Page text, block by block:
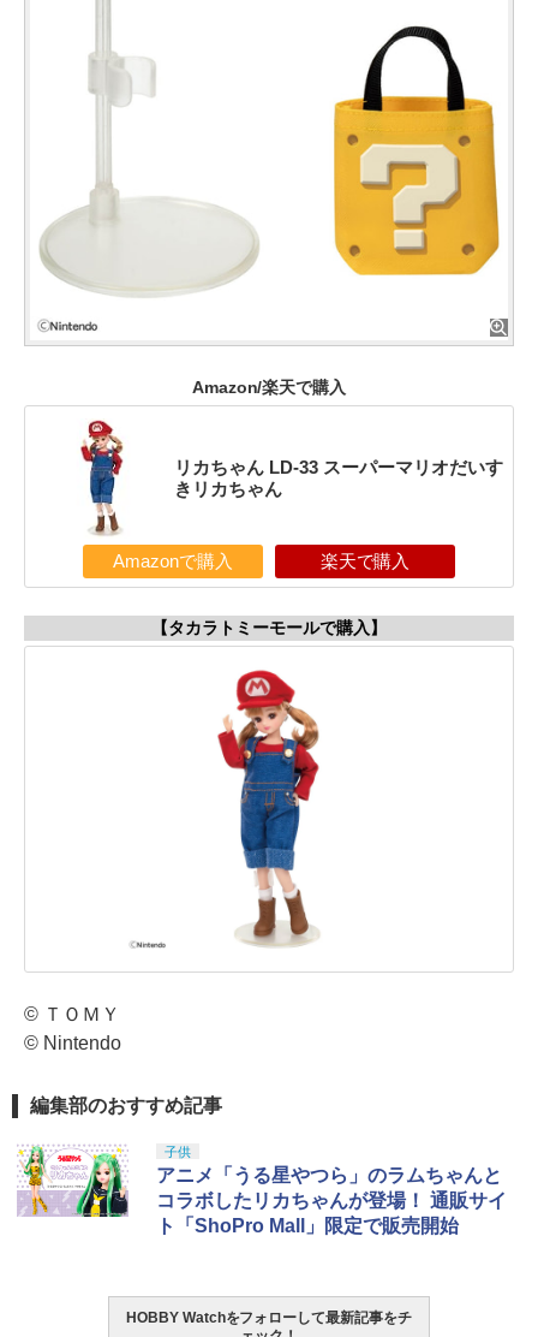
Amazon/楽天で購入
リカちゃん LD-33 スーパーマリオだいす
きリカちゃん
Amazonで購入 楽天で購入
【タカラトミーモールで購入】
© ＴＯＭＹ
© Nintendo
編集部のおすすめ記事
子供
アニメ「うる星やつら」のラムちゃんと
コラボしたリカちゃんが登場！ 通販サイ
ト「ShoPro Mall」限定で販売開始
HOBBY Watchをフォローして最新記事をチ